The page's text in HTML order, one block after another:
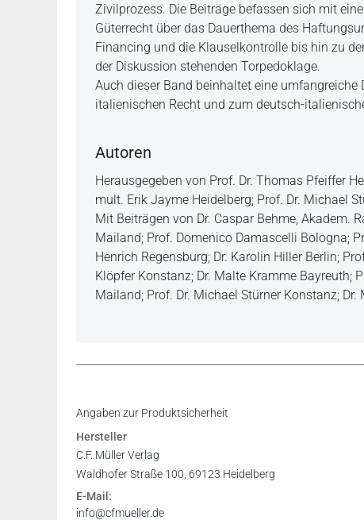
Zivilprozess. Die Beiträge befassen sich mit
Güterrecht über das Dauerthema des
Financing und die Klauselkontrolle bis hin zu
der Diskussion stehenden Torpedoklage.
Auch dieser Band beinhaltet eine
italienischen Recht und zum deutsch-
Autoren
Herausgegeben von Prof. Dr. Thomas Pfeiffer
mult. Erik Jayme Heidelberg; Prof. Dr. Michael
Mit Beiträgen von Dr. Caspar Behme, Akadem.
Mailand; Prof. Domenico Damascelli Bologna;
Henrich Regensburg; Dr. Karolin Hiller Berlin;
Klöpfer Konstanz; Dr. Malte Kramme Bayreuth;
Mailand; Prof. Dr. Michael Stürner Konstanz; Dr.
Angaben zur Produktsicherheit
Hersteller
C.F. Müller Verlag
Waldhofer Straße 100, 69123 Heidelberg
E-Mail:
info@cfmueller.de